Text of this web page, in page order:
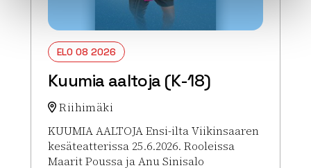
ELO 08 2026
Kuumia aaltoja (K-18)
Riihimäki
KUUMIA AALTOJA Ensi-ilta Viikinsaaren
kesäteatterissa 25.6.2026. Rooleissa
Maarit Poussa ja Anu Sinisalo